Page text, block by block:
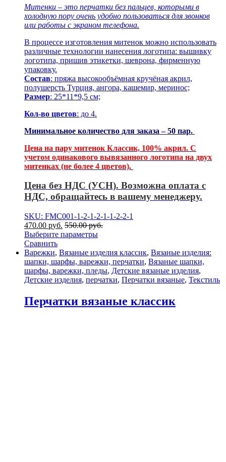
Митенки – это перчатки без пальцев, которыми в
холодную пору очень удобно пользоваться для звонков
или работы с экраном телефона.
В процессе изготовления митенок можно использовать
различные технологии нанесения логотипа: вышивку
логотипа, пришив этикетки, шеврона, фирменную
упаковку.
Состав: пряжа высокообъёмная кручёная акрил,
полушерсть Турция, ангора, кашемир, меринос;
Размер: 25*11*9,5 см;
Кол-во цветов: до 4.
Минимальное количество для заказа – 50 пар.
Цена на пару митенок Классик, 100% акрил. С
учетом одинакового вывязанного логотипа на двух
митенках (не более 4 цветов).
Цена без НДС (УСН). Возможна оплата с
НДС, обращайтесь в вашему менеджеру.
SKU: FMC001-1-2-1-2-1-1-2-2-1
470.00 руб. 550.00руб.
Выберите параметры
Сравнить
Варежки, Вязаные изделия классик, Вязаные изделия:
шапки, шарфы, варежки, перчатки, Вязаные шапки,
шарфы, варежки, пледы, Детские вязаные изделия,
Детские изделия, перчатки, Перчатки вязаные, Текстиль
Перчатки вязаные классик